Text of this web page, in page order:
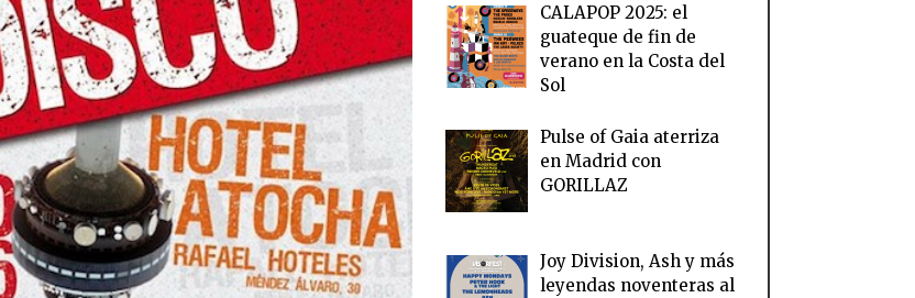
CALAPOP 2025: el
guateque de fin de
verano en la Costa del
Sol
Pulse of Gaia aterriza
en Madrid con
GORILLAZ
Joy Division, Ash y más
leyendas noventeras al